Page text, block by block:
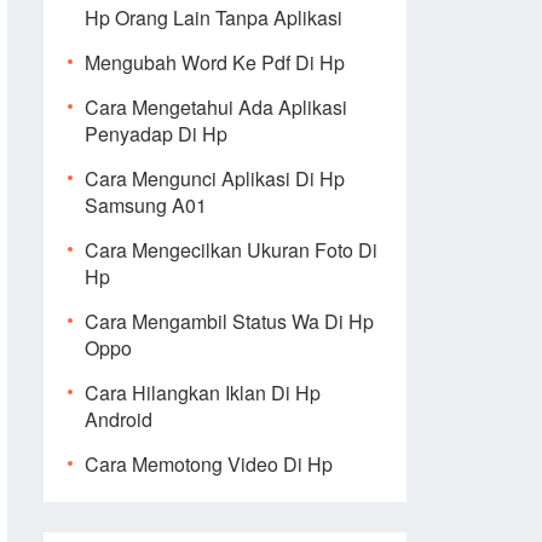
Hp Orang Lain Tanpa Aplikasi
Mengubah Word Ke Pdf Di Hp
Cara Mengetahui Ada Aplikasi
Penyadap Di Hp
Cara Mengunci Aplikasi Di Hp
Samsung A01
Cara Mengecilkan Ukuran Foto Di
Hp
Cara Mengambil Status Wa Di Hp
Oppo
Cara Hilangkan Iklan Di Hp
Android
Cara Memotong Video Di Hp